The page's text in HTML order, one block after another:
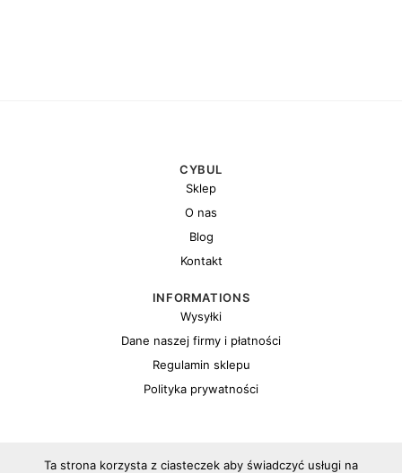
CYBUL
Sklep
O nas
Blog
Kontakt
INFORMATIONS
Wysyłki
Dane naszej firmy i płatności
Regulamin sklepu
Polityka prywatności
Ta strona korzysta z ciasteczek aby świadczyć usługi na